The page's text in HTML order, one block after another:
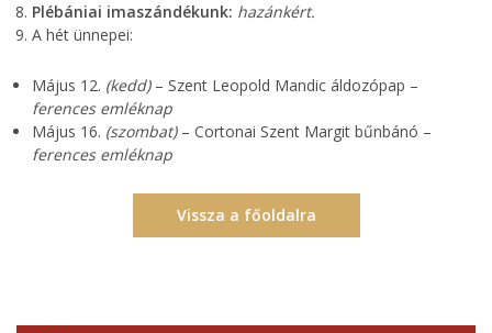
Plébániai imaszándékunk: hazánkért.
A hét ünnepei:
Május 12. (kedd)– Szent Leopold Mandic áldozópap –
ferences emléknap
Május 16. (szombat)– Cortonai Szent Margit bűnbánó –
ferences emléknap
Vissza a főoldalra